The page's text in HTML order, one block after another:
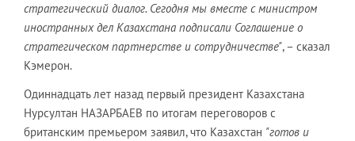
стратегический диалог. Сегодня мы вместе с министром
иностранных дел Казахстана подписали Соглашение о
стратегическом партнерстве и сотрудничестве", – сказал
Кэмерон.
Одиннадцать лет назад первый президент Казахстана
Нурсултан НАЗАРБАЕВ по итогам переговоров с
британским премьером заявил, что Казахстан "готов и